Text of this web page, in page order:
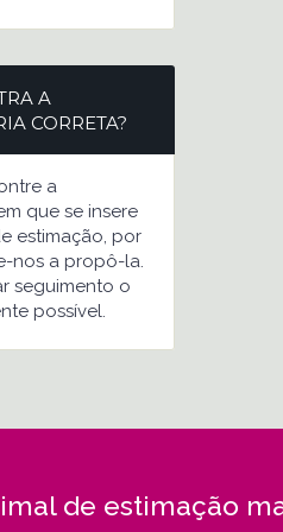
A
CORRETA?
a
que se insere
estimação, por
nos a propô-la.
seguimento o
possível.
de estimação